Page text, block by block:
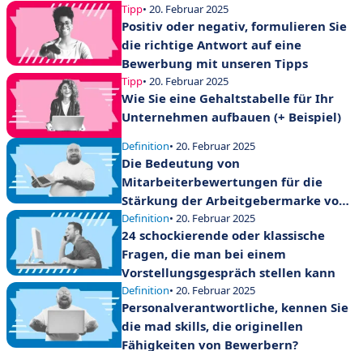
den Trend umzukehren
Tipp• 20. Februar 2025
Positiv oder negativ, formulieren Sie
die richtige Antwort auf eine
Bewerbung mit unseren Tipps
Tipp• 20. Februar 2025
Wie Sie eine Gehaltstabelle für Ihr
Unternehmen aufbauen (+ Beispiel)
Definition• 20. Februar 2025
Die Bedeutung von
Mitarbeiterbewertungen für die
Stärkung der Arbeitgebermarke von
Unternehmen
Definition• 20. Februar 2025
24 schockierende oder klassische
Fragen, die man bei einem
Vorstellungsgespräch stellen kann
Definition• 20. Februar 2025
Personalverantwortliche, kennen Sie
die mad skills, die originellen
Fähigkeiten von Bewerbern?